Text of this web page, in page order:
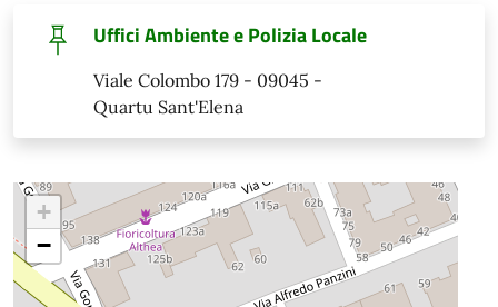
Uffici Ambiente e Polizia Locale
Viale Colombo 179 - 09045 -
Quartu Sant'Elena
+
−